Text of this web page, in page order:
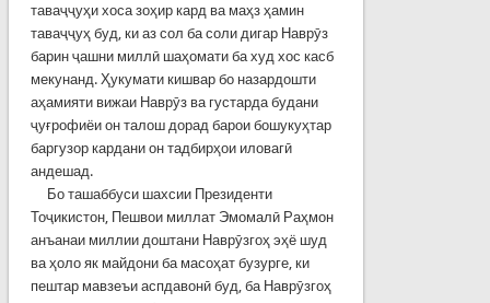
таваҷҷуҳи хоса зоҳир кард ва маҳз ҳамин
таваҷҷуҳ буд, ки аз сол ба соли дигар Наврӯз
барин ҷашни миллӣ шаҳомати ба худ хос касб
мекунанд. Ҳукумати кишвар бо назардошти
аҳамияти вижаи Наврӯз ва густарда будани
ҷуғрофиёи он талош дорад барои бошукуҳтар
баргузор кардани он тадбирҳои иловагӣ
андешад.
Бо ташаббуси шахсии Президенти
Тоҷикистон, Пешвои миллат Эмомалӣ Раҳмон
анъанаи миллии доштани Наврӯзгоҳ эҳё шуд
ва ҳоло як майдони ба масоҳат бузурге, ки
пештар мавзеъи аспдавонӣ буд, ба Наврӯзгоҳ